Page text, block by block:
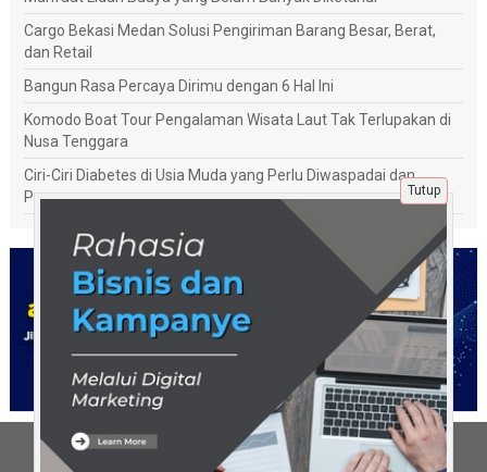
Cargo Bekasi Medan Solusi Pengiriman Barang Besar, Berat,
dan Retail
Bangun Rasa Percaya Dirimu dengan 6 Hal Ini
Komodo Boat Tour Pengalaman Wisata Laut Tak Terlupakan di
Nusa Tenggara
Ciri-Ciri Diabetes di Usia Muda yang Perlu Diwaspadai dan
Penanganannya
Tentang Kami
Tutup